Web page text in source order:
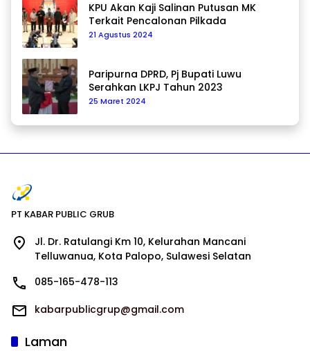
KPU Akan Kaji Salinan Putusan MK
Terkait Pencalonan Pilkada
21 Agustus 2024
Paripurna DPRD, Pj Bupati Luwu
Serahkan LKPJ Tahun 2023
25 Maret 2024
PT KABAR PUBLIC GRUB
Jl. Dr. Ratulangi Km 10, Kelurahan Mancani
Telluwanua, Kota Palopo, Sulawesi Selatan
085-165-478-113
kabarpublicgrup@gmail.com
Laman